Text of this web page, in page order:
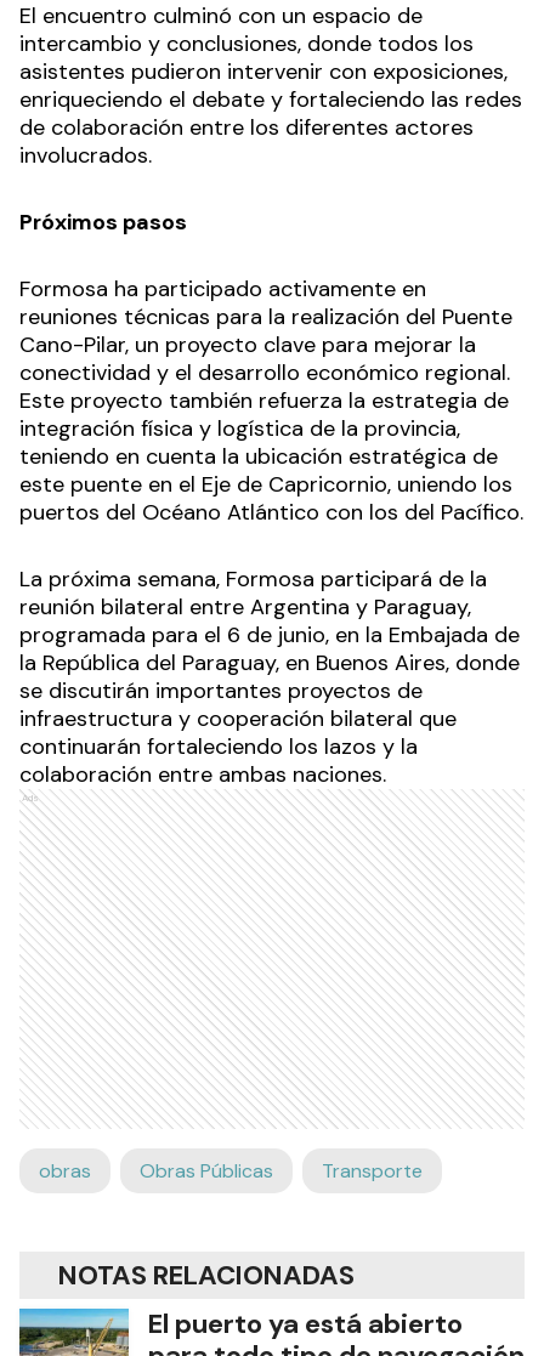
El encuentro culminó con un espacio de
intercambio y conclusiones, donde todos los
asistentes pudieron intervenir con exposiciones,
enriqueciendo el debate y fortaleciendo las redes
de colaboración entre los diferentes actores
involucrados.
Próximos pasos
Formosa ha participado activamente en
reuniones técnicas para la realización del Puente
Cano-Pilar, un proyecto clave para mejorar la
conectividad y el desarrollo económico regional.
Este proyecto también refuerza la estrategia de
integración física y logística de la provincia,
teniendo en cuenta la ubicación estratégica de
este puente en el Eje de Capricornio, uniendo los
puertos del Océano Atlántico con los del Pacífico.
La próxima semana, Formosa participará de la
reunión bilateral entre Argentina y Paraguay,
programada para el 6 de junio, en la Embajada de
la República del Paraguay, en Buenos Aires, donde
se discutirán importantes proyectos de
infraestructura y cooperación bilateral que
continuarán fortaleciendo los lazos y la
colaboración entre ambas naciones.
Ads
obras Obras Públicas Transporte
NOTAS RELACIONADAS
El puerto ya está abierto